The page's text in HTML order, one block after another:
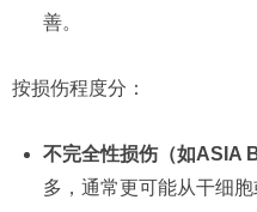
善。
按损伤程度分：
不完全性损伤（如ASIA
多，通常更可能从干细胞